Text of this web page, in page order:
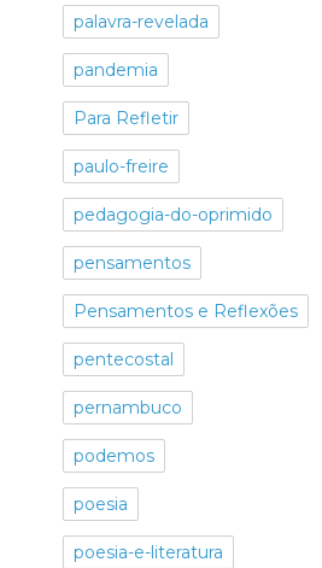
palavra-revelada
pandemia
Para Refletir
paulo-freire
pedagogia-do-oprimido
pensamentos
Pensamentos e Reflexões
pentecostal
pernambuco
podemos
poesia
poesia-e-literatura